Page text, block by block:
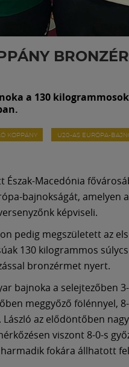
a 130
KOPPÁNY U20-AS EURÓPA-
Észak-Macedónia
bajnokságát, amelyen
képviseli.
pedig megszületett az
130 kilogrammos
bronzérmet nyert.
bajnoka a selejtezőben
meggyőző fölénnyel,
az elődöntőben
viszont 8-0-s
fokára állhatott